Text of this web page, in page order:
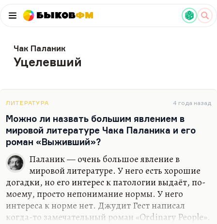
БыковФМ
Чак Паланик
Уцелевший
ЛИТЕРАТУРА 4 года назад
Можно ли назвать большим явлением в
мировой литературе Чака Паланика и его
роман «Выживший»?
Паланик — очень большое явление в
мировой литературе. У него есть хорошие
догадки, но его интерес к патологии выдаёт, по-
моему, просто непонимание нормы. У него
интереса к норме нет. Джудит Гест написал
когда-то замечательный роман «Ordinary People».